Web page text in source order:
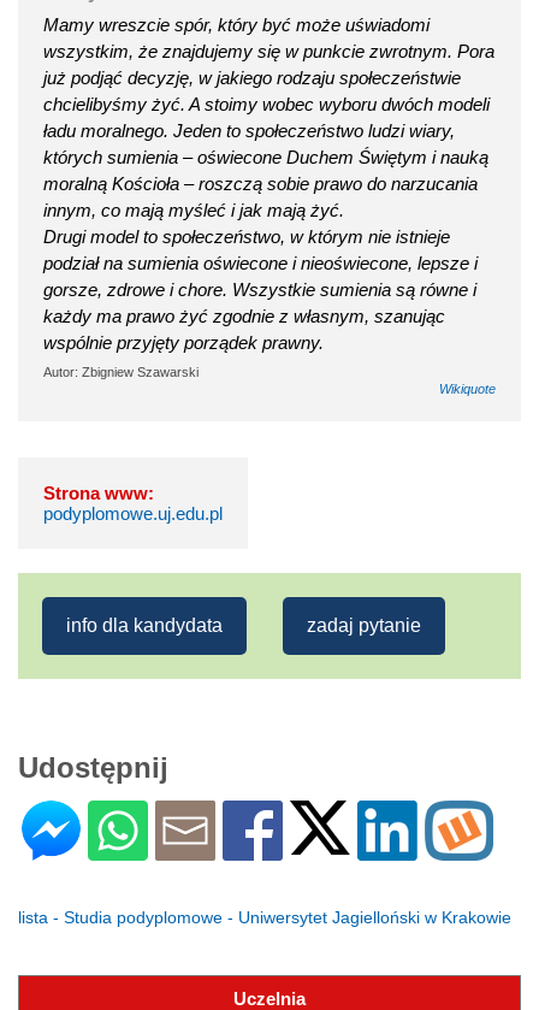
Mamy wreszcie spór, który być może uświadomi
wszystkim, że znajdujemy się w punkcie zwrotnym. Pora
już podjąć decyzję, w jakiego rodzaju społeczeństwie
chcielibyśmy żyć. A stoimy wobec wyboru dwóch modeli
ładu moralnego. Jeden to społeczeństwo ludzi wiary,
których sumienia – oświecone Duchem Świętym i nauką
moralną Kościoła – roszczą sobie prawo do narzucania
innym, co mają myśleć i jak mają żyć.
Drugi model to społeczeństwo, w którym nie istnieje
podział na sumienia oświecone i nieoświecone, lepsze i
gorsze, zdrowe i chore. Wszystkie sumienia są równe i
każdy ma prawo żyć zgodnie z własnym, szanując
wspólnie przyjęty porządek prawny.
Autor: Zbigniew Szawarski
Wikiquote
Strona www:
podyplomowe.uj.edu.pl
info dla kandydata zadaj pytanie
Udostępnij
lista - Studia podyplomowe - Uniwersytet Jagielloński w Krakowie
Uczelnia